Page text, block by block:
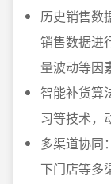
历史销售数
销售数据进
量波动等因
智能补货算
习等技术，
多渠道协同
下门店等多